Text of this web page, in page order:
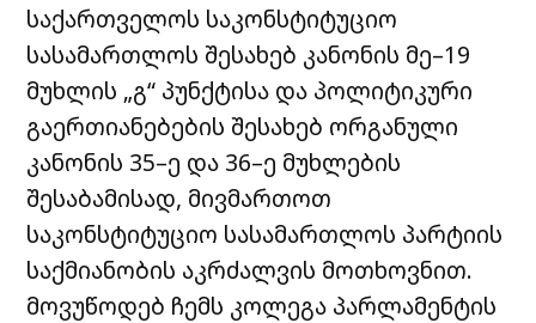
საქართველოს საკონსტიტუციო
სასამართლოს შესახებ კანონის მე–19
მუხლის „გ“ პუნქტისა და პოლიტიკური
გაერთიანებების შესახებ ორგანული
კანონის 35–ე და 36–ე მუხლების
შესაბამისად, მივმართოთ
საკონსტიტუციო სასამართლოს პარტიის
საქმიანობის აკრძალვის მოთხოვნით.
მოვუწოდებ ჩემს კოლეგა პარლამენტის